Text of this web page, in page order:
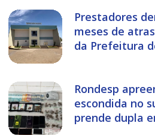
Prestadores
meses de
da Prefeitura
Rondesp
escondida no
prende dupla